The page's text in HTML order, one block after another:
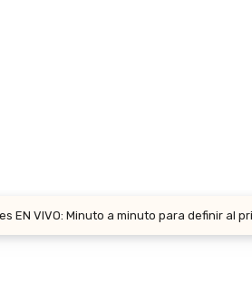
EN VIVO: Minuto a minuto para definir al